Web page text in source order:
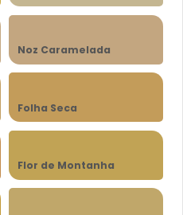
Noz Caramelada
Folha Seca
Flor de Montanha